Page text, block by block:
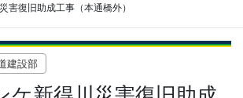
害復旧助成工事（本通橋外）
建設部